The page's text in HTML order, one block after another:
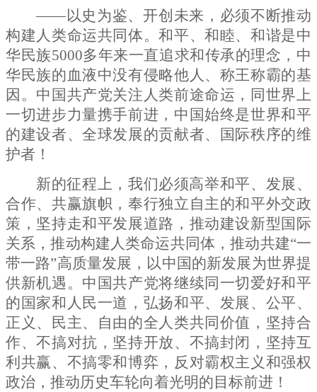
——以史为鉴、开创未来，必须不断推动
构建人类命运共同体。和平、和睦、和谐是中
华民族5000多年来一直追求和传承的理念，中
华民族的血液中没有侵略他人、称王称霸的基
因。中国共产党关注人类前途命运，同世界上
一切进步力量携手前进，中国始终是世界和平
的建设者、全球发展的贡献者、国际秩序的维
护者！
新的征程上，我们必须高举和平、发展、
合作、共赢旗帜，奉行独立自主的和平外交政
策，坚持走和平发展道路，推动建设新型国际
关系，推动构建人类命运共同体，推动共建“一
带一路”高质量发展，以中国的新发展为世界提
供新机遇。中国共产党将继续同一切爱好和平
的国家和人民一道，弘扬和平、发展、公平、
正义、民主、自由的全人类共同价值，坚持合
作、不搞对抗，坚持开放、不搞封闭，坚持互
利共赢、不搞零和博弈，反对霸权主义和强权
政治，推动历史车轮向着光明的目标前进！